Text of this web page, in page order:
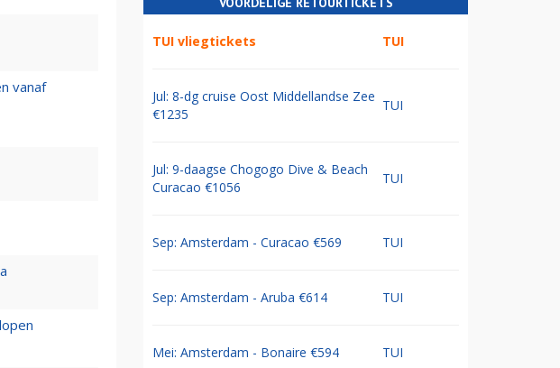
vanaf
TUI vliegtickets TUI
Jul: 8-dg cruise Oost Middellandse Zee
€1235
TUI
Jul: 9-daagse Chogogo Dive & Beach
Curacao €1056
TUI
Sep: Amsterdam - Curacao €569 TUI
Sep: Amsterdam - Aruba €614 TUI
Mei: Amsterdam - Bonaire €594 TUI